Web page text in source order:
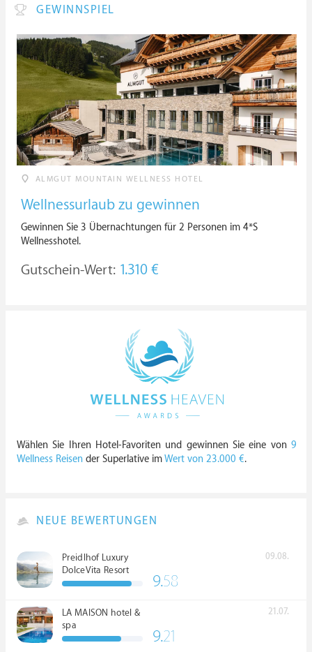
GEWINNSPIEL
ALMGUT MOUNTAIN WELLNESS HOTEL
Wellnessurlaub zu gewinnen
Gewinnen Sie 3 Übernachtungen für 2 Personen im 4*S
Wellnesshotel.
Gutschein-Wert: 1.310 €
Wählen Sie Ihren Hotel-Favoriten und gewinnen Sie eine von 9
Wellness Reisen der Superlative imWert von 23.000 €.
NEUE BEWERTUNGEN
Preidlhof Luxury
DolceVita Resort
*****
09.08.
9.58
LA MAISON hotel &
spa
21.07.
9.21